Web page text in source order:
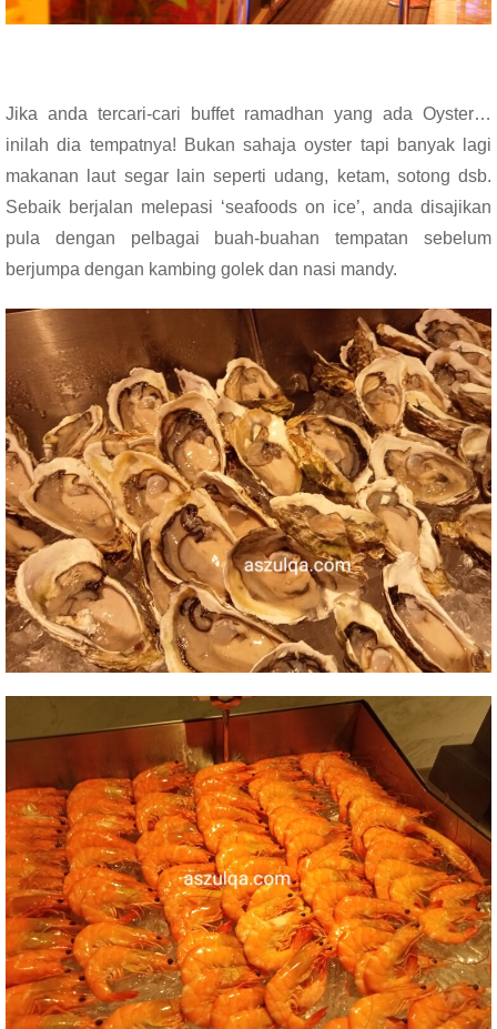
Jika anda tercari-cari buffet ramadhan yang ada Oyster…
inilah dia tempatnya! Bukan sahaja oyster tapi banyak lagi
makanan laut segar lain seperti udang, ketam, sotong dsb.
Sebaik berjalan melepasi ‘seafoods on ice’, anda disajikan
pula dengan pelbagai buah-buahan tempatan sebelum
berjumpa dengan kambing golek dan nasi mandy.